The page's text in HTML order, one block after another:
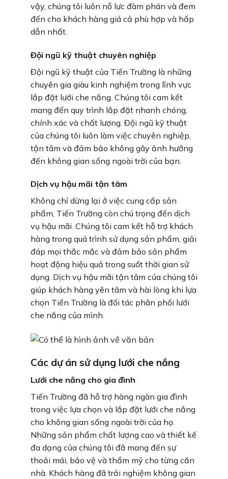
vậy, chúng tôi luôn nỗ lực đàm phán và đem
đến cho khách hàng giá cả phù hợp và hấp
dẫn nhất.
Đội ngũ kỹ thuật chuyên nghiệp
Đội ngũ kỹ thuật của Tiến Trường là những
chuyên gia giàu kinh nghiệm trong lĩnh vực
lắp đặt lưới che nắng. Chúng tôi cam kết
mang đến quy trình lắp đặt nhanh chóng,
chính xác và chất lượng. Đội ngũ kỹ thuật
của chúng tôi luôn làm việc chuyên nghiệp,
tận tâm và đảm bảo không gây ảnh hưởng
đến không gian sống ngoài trời của bạn.
Dịch vụ hậu mãi tận tâm
Không chỉ dừng lại ở việc cung cấp sản
phẩm, Tiến Trường còn chú trọng đến dịch
vụ hậu mãi. Chúng tôi cam kết hỗ trợ khách
hàng trong quá trình sử dụng sản phẩm, giải
đáp mọi thắc mắc và đảm bảo sản phẩm
hoạt động hiệu quả trong suốt thời gian sử
dụng. Dịch vụ hậu mãi tận tâm của chúng tôi
giúp khách hàng yên tâm và hài lòng khi lựa
chọn Tiến Trường là đối tác phân phối lưới
che nắng của mình.
Các dự án sử dụng lưới che nắng
Lưới che nắng cho gia đình
Tiến Trường đã hỗ trợ hàng ngàn gia đình
trong việc lựa chọn và lắp đặt lưới che nắng
cho không gian sống ngoài trời của họ.
Những sản phẩm chất lượng cao và thiết kế
đa dạng của chúng tôi đã mang đến sự
thoải mái, bảo vệ và thẩm mỹ cho từng căn
nhà. Khách hàng đã trải nghiệm không gian